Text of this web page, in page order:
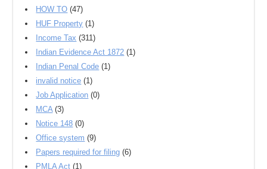
HOW TO (47)
HUF Property (1)
Income Tax (311)
Indian Evidence Act 1872 (1)
Indian Penal Code (1)
invalid notice (1)
Job Application (0)
MCA (3)
Notice 148 (0)
Office system (9)
Papers required for filing (6)
PMLA Act (1)